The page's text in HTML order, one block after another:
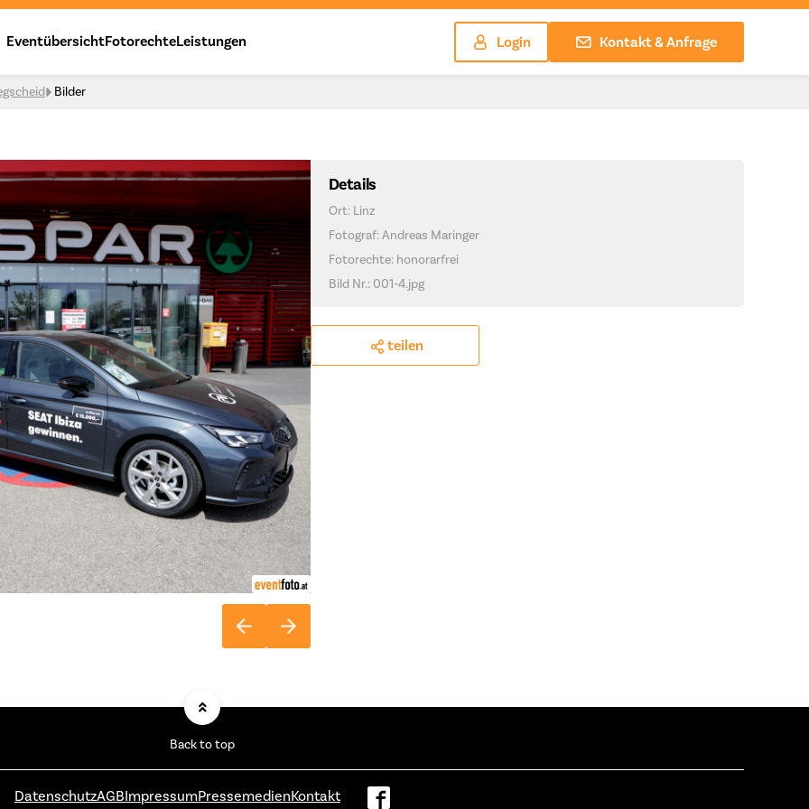
EventübersichtFotorechteLeistungen Login Kontakt & Anfrage
Bilder
Details
Ort: Linz
Fotograf: Andreas Maringer
Fotorechte: honorarfrei
Bild Nr.: 001-4.jpg
teilen
Back to top
DatenschutzAGBImpressumPressemedienKontakt